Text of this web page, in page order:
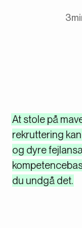
3
At stole på
rekruttering
og dyre
du undgå det.